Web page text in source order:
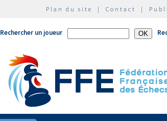
Plan du site | Contact |
Rechercher un joueur